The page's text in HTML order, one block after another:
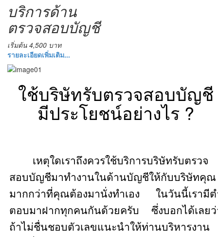
บริการด้าน
ตรวจสอบบัญชี
เริ่มต้น 4,500 บาท
รายละเอียดเพิ่มเติม...
ใช้บริษัทรับตรวจสอบบัญชี
มีประโยชน์อย่างไร ?
เหตุใดเราถึงควรใช้บริการบริษัทรับตรวจ
สอบบัญชีมาทำงานในด้านบัญชีให้กับบริษัทคุณ
มากกว่าที่คุณต้องมานั่งทำเอง
ในวันนี้เรามี
ตอบมาฝากทุกคนกันด้วยครับ
ซึ่งบอกได้เลย
ถ้าไม่ชื่นชอบตัวเลขแนะนำให้ท่านบริหารงาน